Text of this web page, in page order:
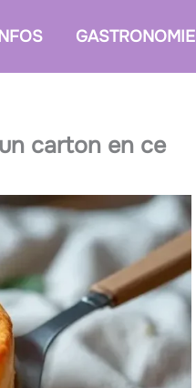
GASTRONOMIE
carton en ce